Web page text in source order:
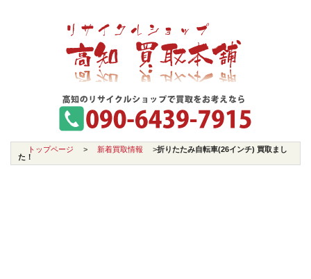
トップページ > 新着買取情報 >折りたたみ自転車(26インチ) 買取まし
た！